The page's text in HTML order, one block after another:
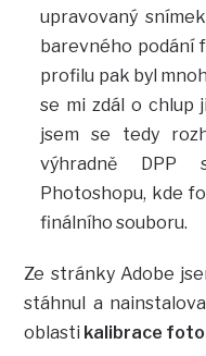
upravovaný
barevného podání
profilu pak byl
se mi zdál o chlup
jsem se tedy
výhradně DPP
Photoshopu, kde
finálního souboru.
Ze stránky Adobe
stáhnul a
oblasti kalibrace